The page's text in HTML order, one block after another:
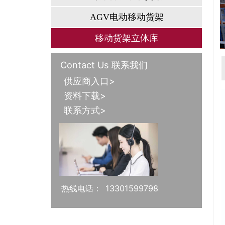
AGV电动移动货架
移动货架立体库
Contact Us 联系我们
供应商入口>
资料下载>
联系方式>
热线电话： 13301599798